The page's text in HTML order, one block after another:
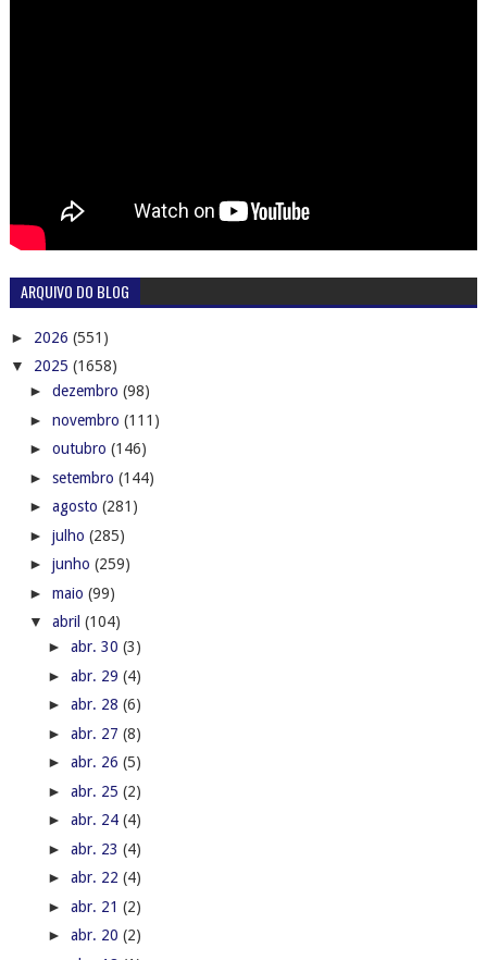
ARQUIVO DO BLOG
► 2026 (551)
▼ 2025 (1658)
► dezembro (98)
► novembro (111)
► outubro (146)
► setembro (144)
► agosto (281)
► julho (285)
► junho (259)
► maio (99)
▼ abril (104)
► abr. 30 (3)
► abr. 29 (4)
► abr. 28 (6)
► abr. 27 (8)
► abr. 26 (5)
► abr. 25 (2)
► abr. 24 (4)
► abr. 23 (4)
► abr. 22 (4)
► abr. 21 (2)
► abr. 20 (2)